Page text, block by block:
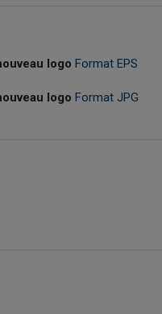
logo Format EPS
logo Format JPG